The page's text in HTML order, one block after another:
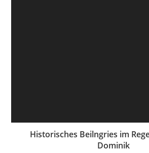
Historisches Beilngries im
Dominik